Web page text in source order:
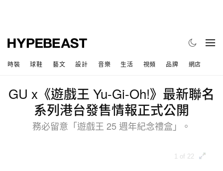
時裝 球鞋 藝文 設計 音樂 生活 視頻 品牌 網店
GU x《遊戲王 Yu-Gi-Oh!》最新聯名
系列港台發售情報正式公開
務必留意「遊戲王 25 週年紀念禮盒」。
1 of 22